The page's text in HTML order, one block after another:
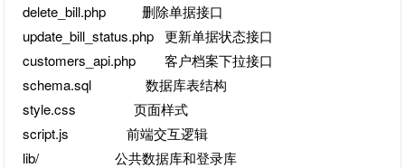
delete_bill.php 删除单据接口
update_bill_status.php 更新单据状态接口
customers_api.php 客户档案下拉接口
schema.sql 数据库表结构
style.css 页面样式
script.js 前端交互逻辑
lib/ 公共数据库和登录库